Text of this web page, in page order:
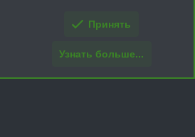
Главная
R
S
Принять
Узнать больше...